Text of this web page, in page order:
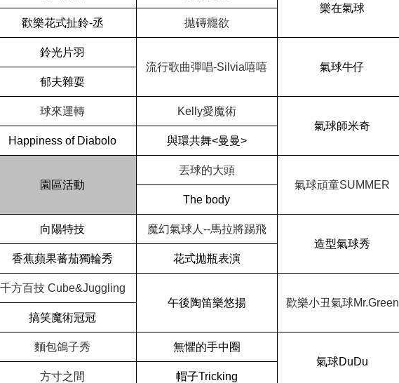
樂在氣球
歡樂花式扯鈴-丞
拋磚癮欲
鈴光片羽
流行歌曲彈唱-Silvia嘻嘻
氣球牛仔
郁夫雜耍
球來運轉 Kelly愛魔術
氣球師米奇
Happiness of Diabolo
與環共舞<曼曼>
園區活動
丟球的大頭
氣球頑童SUMMER
The body
向陽特技
魔幻氣球人--馬拉將踢飛
造型氣球秀
香蕉蘋果蕃茄獨輪秀
花式拋瓶表演
千方百技 Cube&Juggling
午後陶笛樂悠揚
歡樂小丑氣球Mr.Green
搞笑魔術冠冠
麵包鴿子秀
無懼的手中圈
氣球DuDu
方寸之間
帽子Tricking